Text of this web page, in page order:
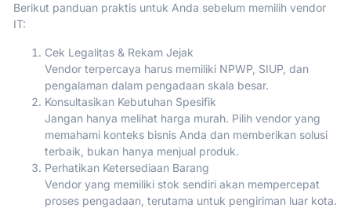
Berikut panduan praktis untuk Anda sebelum memilih vendor
IT:
Cek Legalitas & Rekam Jejak
Vendor terpercaya harus memiliki NPWP, SIUP, dan
pengalaman dalam pengadaan skala besar.
Konsultasikan Kebutuhan Spesifik
Jangan hanya melihat harga murah. Pilih vendor yang
memahami konteks bisnis Anda dan memberikan solusi
terbaik, bukan hanya menjual produk.
Perhatikan Ketersediaan Barang
Vendor yang memiliki stok sendiri akan mempercepat
proses pengadaan, terutama untuk pengiriman luar kota.